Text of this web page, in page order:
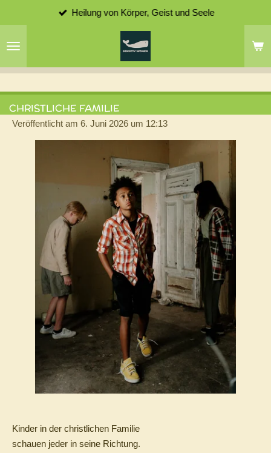
Hauptinhalt
springen
Heilung von Körper, Geist und Seele
CHRISTLICHE FAMILIE
Veröffentlicht am 6. Juni 2026 um 12:13
Kinder in der christlichen Familie
schauen jeder in seine Richtung.